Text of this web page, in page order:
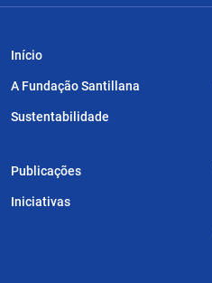
Início
A Fundação Santillana
Sustentabilidade
Publicações
Iniciativas